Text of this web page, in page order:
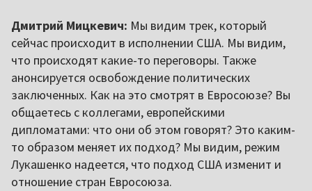
Дмитрий Мицкевич: Мы видим трек, который
сейчас происходит в исполнении США. Мы видим,
что происходят какие-то переговоры. Также
анонсируется освобождение политических
заключенных. Как на это смотрят в Евросоюзе? Вы
общаетесь с коллегами, европейскими
дипломатами: что они об этом говорят? Это каким-
то образом меняет их подход? Мы видим, режим
Лукашенко надеется, что подход США изменит и
отношение стран Евросоюза.